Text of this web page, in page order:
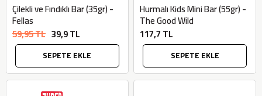
Çilekli ve Fındıklı Bar (35gr) -
Fellas
59,95 TL 39,9 TL
SEPETE EKLE
Hurmalı Kids Mini Bar (55gr) -
The Good Wild
117,7 TL
SEPETE EKLE